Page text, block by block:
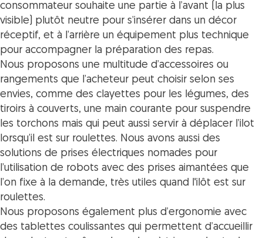
consommateur souhaite une partie à l’avant (la plus
visible) plutôt neutre pour s’insérer dans un décor
réceptif, et à l’arrière un équipement plus technique
pour accompagner la préparation des repas.
Nous proposons une multitude d’accessoires ou
rangements que l’acheteur peut choisir selon ses
envies, comme des clayettes pour les légumes, des
tiroirs à couverts, une main courante pour suspendre
les torchons mais qui peut aussi servir à déplacer l’ilot
lorsqu’il est sur roulettes. Nous avons aussi des
solutions de prises électriques nomades pour
l’utilisation de robots avec des prises aimantées que
l’on fixe à la demande, très utiles quand l'ilôt est sur
roulettes.
Nous proposons également plus d’ergonomie avec
des tablettes coulissantes qui permettent d’accueillir